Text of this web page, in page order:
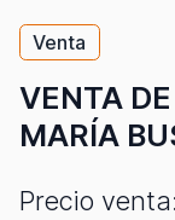
Venta
VENTA
MARÍA
Precio venta: